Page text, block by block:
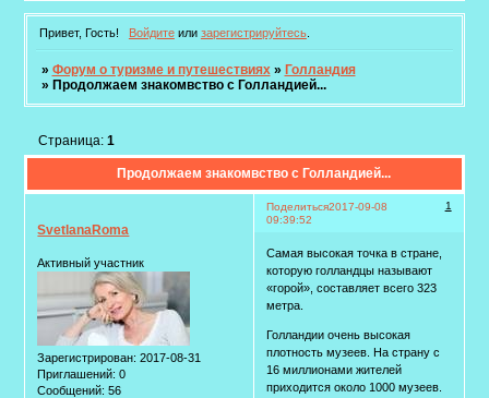
Привет, Гость! Войдитеили зарегистрируйтесь.
» Форум о туризме и путешествиях » Голландия
» Продолжаем знакомвство с Голландией...
Продолжаем знакомвство с Голландией...
Страница: 1
Поделиться 1
2017-09-08
09:39:52
SvetlanaRoma
Активный участник
Зарегистрирован: 2017-08-31
Приглашений: 0
Сообщений: 56
Самая высокая точка в стране,
которую голландцы называют
«горой», составляет всего 323
метра.
Голландии очень высокая
плотность музеев. На страну с
16 миллионами жителей
приходится около 1000 музеев.